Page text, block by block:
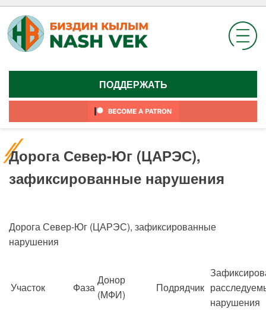
Skip
content
ПОДДЕРЖАТЬ
Дорога Север-Юг (ЦАРЭС),
зафиксированные нарушения
Дорога Север-Юг (ЦАРЭС), зафиксированные
нарушения
Участок Фаза
Донор
(МФИ)
Подрядчик
нарушения